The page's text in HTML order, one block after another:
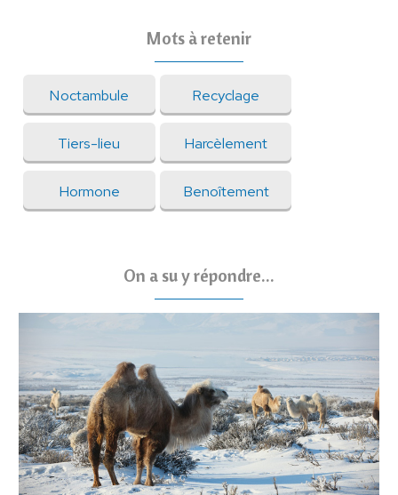
Mots à retenir
Noctambule Recyclage
Tiers-lieu Harcèlement
Hormone Benoîtement
On a su y répondre...